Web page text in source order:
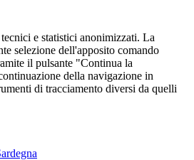
e statistici anonimizzati. La
selezione dell'apposito comando
il pulsante "Continua la
della navigazione in
di tracciamento diversi da quelli